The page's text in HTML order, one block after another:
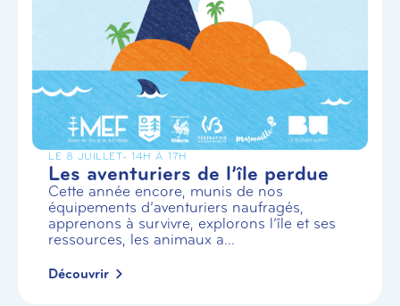
LE 8 JUILLET- 14H À 17H
Les aventuriers de l’île perdue
Cette année encore, munis de nos
équipements d’aventuriers naufragés,
apprenons à survivre, explorons l’île et ses
ressources, les animaux a...
Découvrir